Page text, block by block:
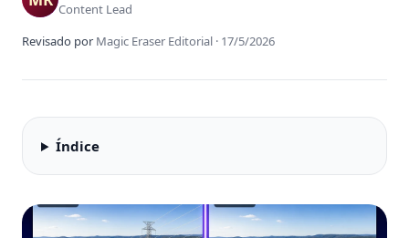
Content Lead
Revisado por Magic Eraser Editorial · 17/5/2026
Índice